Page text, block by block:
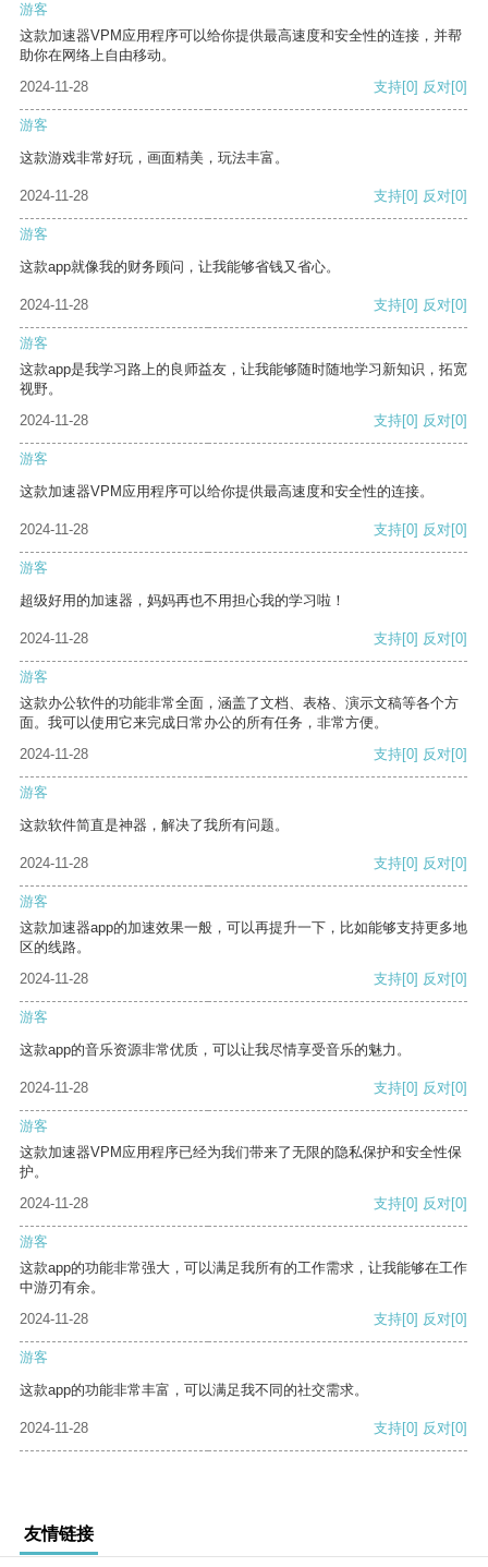
游客
这款加速器VPM应用程序可以给你提供最高速度和安全性的连接，并帮
助你在网络上自由移动。
2024-11-28
支持[0] 反对[0]
游客
这款游戏非常好玩，画面精美，玩法丰富。
2024-11-28 支持[0] 反对[0]
游客
这款app就像我的财务顾问，让我能够省钱又省心。
2024-11-28 支持[0] 反对[0]
游客
这款app是我学习路上的良师益友，让我能够随时随地学习新知识，拓宽
视野。
2024-11-28
支持[0] 反对[0]
游客
这款加速器VPM应用程序可以给你提供最高速度和安全性的连接。
2024-11-28 支持[0] 反对[0]
游客
超级好用的加速器，妈妈再也不用担心我的学习啦！
2024-11-28 支持[0] 反对[0]
游客
这款办公软件的功能非常全面，涵盖了文档、表格、演示文稿等各个方
面。我可以使用它来完成日常办公的所有任务，非常方便。
2024-11-28
支持[0] 反对[0]
游客
这款软件简直是神器，解决了我所有问题。
2024-11-28 支持[0] 反对[0]
游客
这款加速器app的加速效果一般，可以再提升一下，比如能够支持更多地
区的线路。
2024-11-28
支持[0] 反对[0]
游客
这款app的音乐资源非常优质，可以让我尽情享受音乐的魅力。
2024-11-28 支持[0] 反对[0]
游客
这款加速器VPM应用程序已经为我们带来了无限的隐私保护和安全性保
护。
2024-11-28
支持[0] 反对[0]
游客
这款app的功能非常强大，可以满足我所有的工作需求，让我能够在工作
中游刃有余。
2024-11-28
支持[0] 反对[0]
游客
这款app的功能非常丰富，可以满足我不同的社交需求。
2024-11-28 支持[0] 反对[0]
友情链接